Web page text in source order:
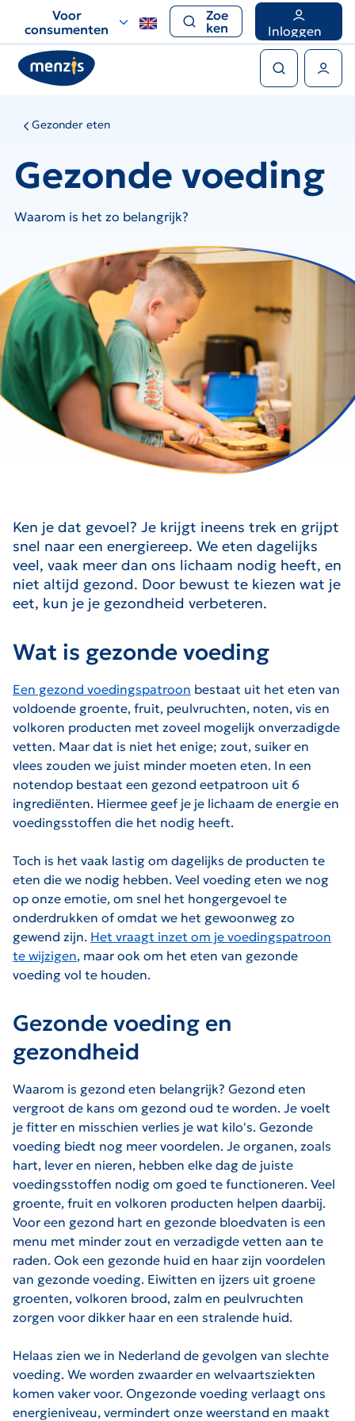
voor
snelle
navigatie
Voor
consumenten
Zoe
ken
Inloggen
Gezonder eten
Gezonde voeding
Waarom is het zo belangrijk?
Ken je dat gevoel? Je krijgt ineens trek en grijpt
snel naar een energiereep. We eten dagelijks
veel, vaak meer dan ons lichaam nodig heeft, en
niet altijd gezond. Door bewust te kiezen wat je
eet, kun je je gezondheid verbeteren.
Wat is gezonde voeding
Een gezond voedingspatroon bestaat uit het eten van
voldoende groente, fruit, peulvruchten, noten, vis en
volkoren producten met zoveel mogelijk onverzadigde
vetten. Maar dat is niet het enige; zout, suiker en
vlees zouden we juist minder moeten eten. In een
notendop bestaat een gezond eetpatroon uit 6
ingrediënten. Hiermee geef je je lichaam de energie en
voedingsstoffen die het nodig heeft.
Toch is het vaak lastig om dagelijks de producten te
eten die we nodig hebben. Veel voeding eten we nog
op onze emotie, om snel het hongergevoel te
onderdrukken of omdat we het gewoonweg zo
gewend zijn. Het vraagt inzet om je voedingspatroon
te wijzigen, maar ook om het eten van gezonde
voeding vol te houden.
Gezonde voeding en
gezondheid
Waarom is gezond eten belangrijk? Gezond eten
vergroot de kans om gezond oud te worden. Je voelt
je fitter en misschien verlies je wat kilo's. Gezonde
voeding biedt nog meer voordelen. Je organen, zoals
hart, lever en nieren, hebben elke dag de juiste
voedingsstoffen nodig om goed te functioneren. Veel
groente, fruit en volkoren producten helpen daarbij.
Voor een gezond hart en gezonde bloedvaten is een
menu met minder zout en verzadigde vetten aan te
raden. Ook een gezonde huid en haar zijn voordelen
van gezonde voeding. Eiwitten en ijzers uit groene
groenten, volkoren brood, zalm en peulvruchten
zorgen voor dikker haar en een stralende huid.
Helaas zien we in Nederland de gevolgen van slechte
voeding. We worden zwaarder en welvaartsziekten
komen vaker voor. Ongezonde voeding verlaagt ons
energieniveau, vermindert onze weerstand en maakt